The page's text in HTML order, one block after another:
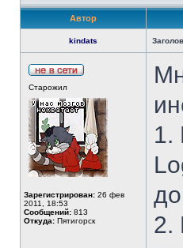
Автор
kindats
Старожил
Зарегистрирован: 26 фев
2011, 18:53
Сообщений: 813
Откуда: Пятигорск
1.
2.